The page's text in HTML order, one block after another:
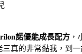
諾優能成長配方 ，
真的非常黏我，到